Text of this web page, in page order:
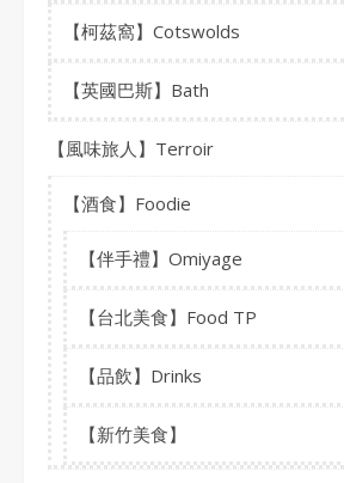
【柯茲窩】Cotswolds
【英國巴斯】Bath
【風味旅人】Terroir
【酒食】Foodie
【伴手禮】Omiyage
【台北美食】Food TP
【品飲】Drinks
【新竹美食】